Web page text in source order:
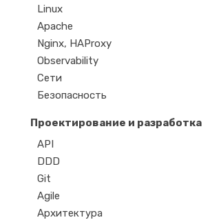
Linux
Apache
Nginx, HAProxy
Observability
Сети
Безопасность
Проектирование и разработка
API
DDD
Git
Agile
Архитектура